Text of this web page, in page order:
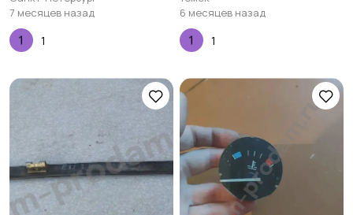
7 месяцев назад
1
6 месяцев назад
1